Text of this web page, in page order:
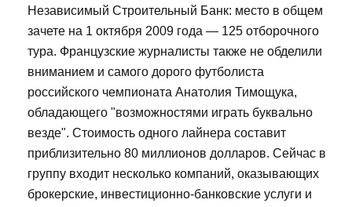
Независимый Строительный Банк: место в общем
зачете на 1 октября 2009 года — 125 отборочного
тура. Французские журналисты также не обделили
вниманием и самого дорого футболиста
российского чемпионата Анатолия Тимощука,
обладающего "возможностями играть буквально
везде". Стоимость одного лайнера составит
приблизительно 80 миллионов долларов. Сейчас в
группу входит несколько компаний, оказывающих
брокерские, инвестиционно-банковские услуги и